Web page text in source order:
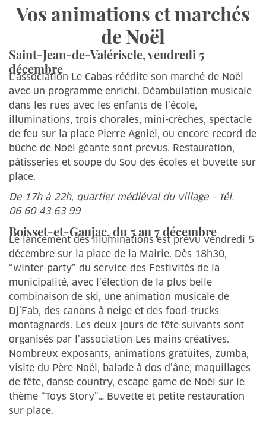
Vos animations et marchés
de Noël
Saint-Jean-de-Valériscle, vendredi 5
décembre
L’association Le Cabas réédite son marché de Noël
avec un programme enrichi. Déambulation musicale
dans les rues avec les enfants de l’école,
illuminations, trois chorales, mini-crèches, spectacle
de feu sur la place Pierre Agniel, ou encore record de
bûche de Noël géante sont prévus. Restauration,
pâtisseries et soupe du Sou des écoles et buvette sur
place.
De 17h à 22h, quartier médiéval du village – tél.
06 60 43 63 99
Boisset-et-Gaujac, du 5 au 7 décembre
Le lancement des illuminations est prévu vendredi 5
décembre sur la place de la Mairie. Dès 18h30,
“winter-party” du service des Festivités de la
municipalité, avec l’élection de la plus belle
combinaison de ski, une animation musicale de
Dj’Fab, des canons à neige et des food-trucks
montagnards. Les deux jours de fête suivants sont
organisés par l’association Les mains créatives.
Nombreux exposants, animations gratuites, zumba,
visite du Père Noël, balade à dos d’âne, maquillages
de fête, danse country, escape game de Noël sur le
thème “Toys Story”… Buvette et petite restauration
sur place.